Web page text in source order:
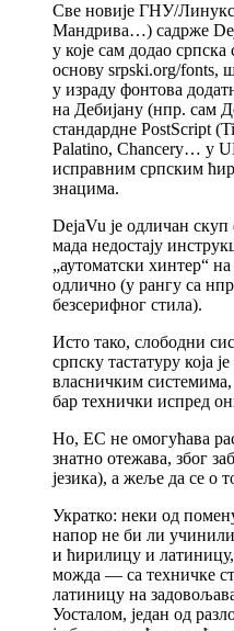
Све новије ГНУ/Линукс
Мандрива…) садрже
у које сам додао
основу srpski.org/fonts,
у израду фонтова
на Дебијану (нпр. сам
стандардне PostScript
Palatino, Chancery… у
исправним српским
знацима.
DejaVu је одличан
мада недостају
„аутоматски хинтер“
одлично (у рангу са
безсерифног стила).
Исто тако, слободни
српску тастатуру која
власничким системима,
бар технички испред
Но, ЕС не омогућава
знатно отежава, због
језика), а жеље да се о
Укратко: неки од
напор не би ли
и ћирилицу и
можда — са техничке
латиницу на
Уосталом, један од